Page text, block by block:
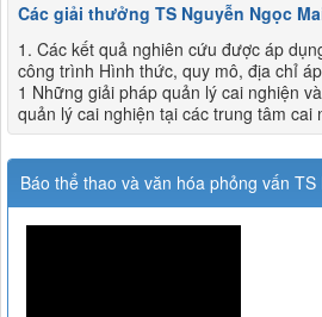
Các giải thưởng TS Nguyễn Ngọc
1. Các kết quả nghiên cứu được áp
công trình Hình thức, quy mô, địa chỉ
1 Những giải pháp quản lý cai nghiện
quản lý cai nghiện tại các trung tâm cai
Báo thể thao và văn hóa phỏng vấn